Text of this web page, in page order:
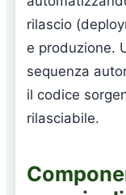
rilascio
e produzione.
sequenza
il codice
rilasciabile.